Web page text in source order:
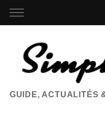
GUIDE, ACTUALITÉS